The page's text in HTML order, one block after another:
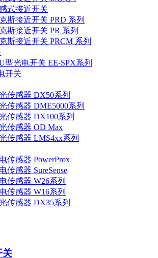
式接近开关
斯接近开关 PRD 系列
斯接近开关 PR 系列
斯接近开关 PRCM 系列
型光电开关 EE-SPX系列
开关
传感器 DX50系列
传感器 DME5000系列
传感器 DX100系列
传感器 OD Max
传感器 LMS4xx系列
传感器 PowerProx
传感器 SureSense
传感器 W26系列
传感器 W16系列
传感器 DX35系列
关